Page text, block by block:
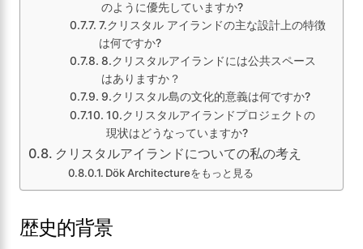
のように優先していますか?
7.クリスタル アイランドの主な設計上の特徴
は何ですか?
8.クリスタルアイランドには公共スペース
はありますか？
9.クリスタル島の文化的意義は何ですか?
10.クリスタルアイランドプロジェクトの
現状はどうなっていますか?
クリスタルアイランドについての私の考え
Dök Architectureをもっと見る
歴史的背景